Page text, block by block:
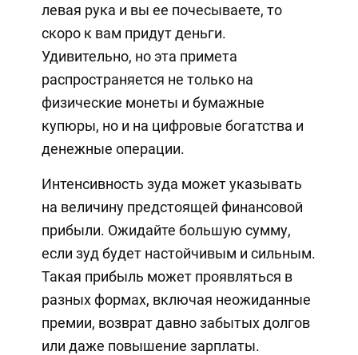
левая рука и вы ее почесываете, то
скоро к вам придут деньги.
Удивительно, но эта примета
распространяется не только на
физические монеты и бумажные
купюры, но и на цифровые богатства и
денежные операции.
Интенсивность зуда может указывать
на величину предстоящей финансовой
прибыли. Ожидайте большую сумму,
если зуд будет настойчивым и сильным.
Такая прибыль может проявляться в
разных формах, включая неожиданные
премии, возврат давно забытых долгов
или даже повышение зарплаты.